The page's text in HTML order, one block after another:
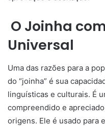
O Joinha
Universal
Uma das razões para a
do “joinha” é sua
linguísticas e culturais. É
compreendido e
origens. Ele é usado para